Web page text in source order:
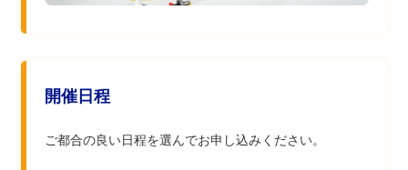
開催日程
ご都合の良い日程を選んでお申し込みください。